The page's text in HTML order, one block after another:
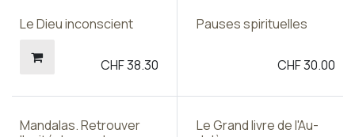
Le Dieu inconscient
CHF38.30
Pauses spirituelles
CHF30.00
Mandalas. Retrouver
Le Grand livre de l'Au-